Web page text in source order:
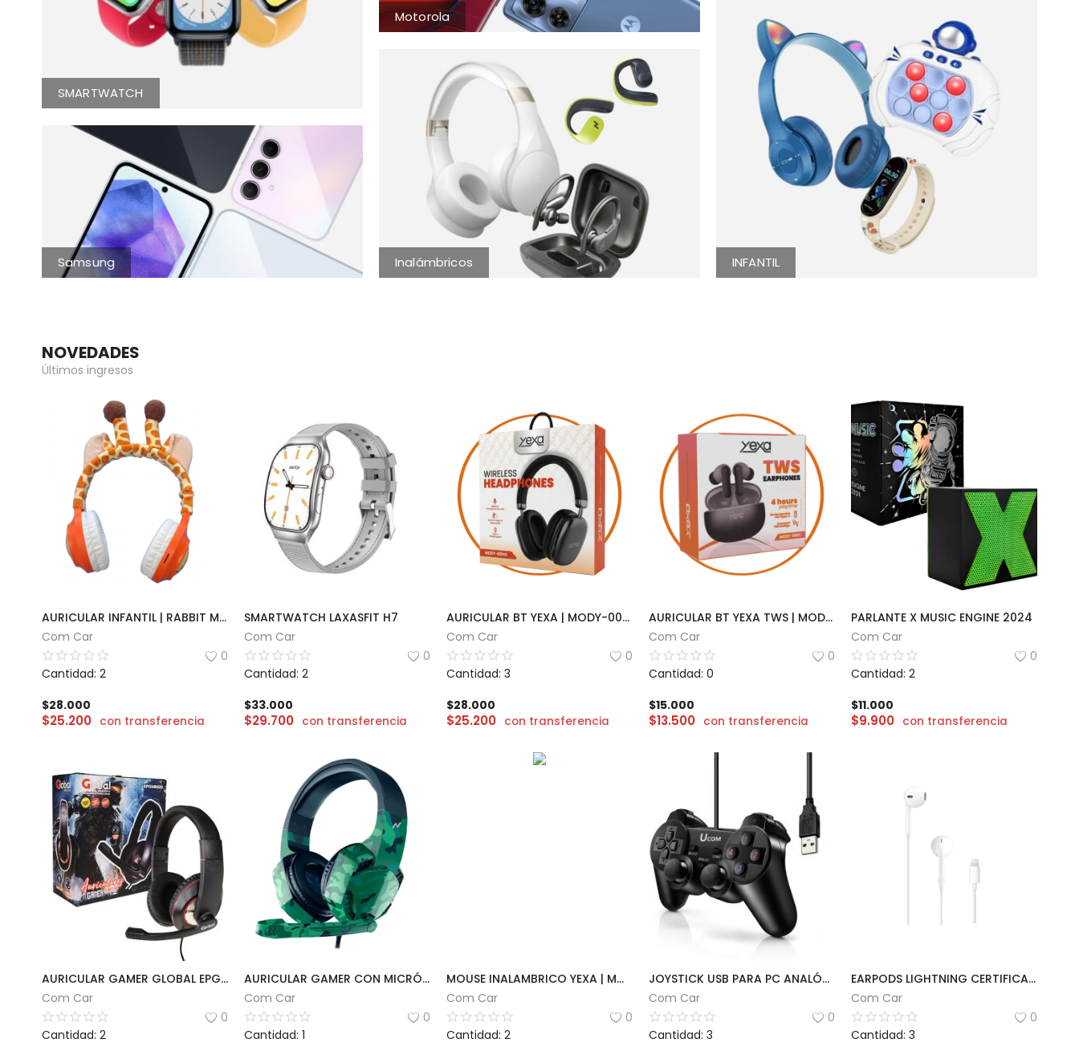
SMARTWATCH
Samsung
Motorola
Inalámbricos INFANTIL
NOVEDADES
Últimos ingresos
AURICULAR INFANTIL | RABBIT MSL-832
Com Car
0
Cantidad: 2
$28.000
$25.200 con transferencia
SMARTWATCH LAXASFIT H7
Com Car
0
Cantidad: 2
$33.000
$29.700 con transferencia
AURICULAR BT YEXA | MODY-00HG
Com Car
0
Cantidad: 3
$28.000
$25.200 con transferencia
AURICULAR BT YEXA TWS | MODY-00DT
Com Car
0
Cantidad: 0
$15.000
$13.500 con transferencia
PARLANTE X MUSIC ENGINE 2024
Com Car
0
Cantidad: 2
$11.000
$9.900 con transferencia
AURICULAR GAMER GLOBAL EPGMR029
Com Car
0
Cantidad: 2
AURICULAR GAMER CON MICRÓFONO ARTICULADO | NOGA ST238
Com Car
0
Cantidad: 1
MOUSE INALAMBRICO YEXA | MODY-OODS
Com Car
0
Cantidad: 2
JOYSTICK USB PARA PC ANALÓGICO UCOM
Com Car
0
Cantidad: 3
EARPODS LIGHTNING CERTIFICADO
Com Car
0
Cantidad: 3